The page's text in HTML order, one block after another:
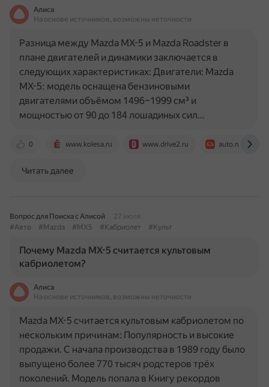
Алиса
На основе источников, возможны неточности
0 www.kolesa.ru www.drive2.ru auto.ru
Разница между Mazda MX-5 и Mazda Roadster в
плане двигателей и динамики заключается в
следующих характеристиках: Двигатели: Mazda
MX-5: модель оснащена бензиновыми
двигателями объёмом 1496–1999 см³ и
мощностью от 90 до 184 лошадиных сил…
Читать далее
Вопрос для Поиска с Алисой
27 июля
#Авто
#Mazda #MX5 #Кабриолет #Культ
Почему Mazda MX-5 считается культовым
кабриолетом?
Алиса
На основе источников, возможны неточности
Mazda MX-5 считается культовым кабриолетом по
нескольким причинам: Популярность и высокие
продажи. С начала производства в 1989 году было
выпущено более 770 тысяч родстеров трёх
поколений. Модель попала в Книгу рекордов